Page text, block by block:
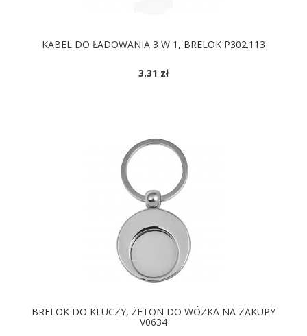
KABEL DO ŁADOWANIA 3 W 1, BRELOK P302.113
3.31 zł
BRELOK DO KLUCZY, ŻETON DO WÓZKA NA ZAKUPY
V0634